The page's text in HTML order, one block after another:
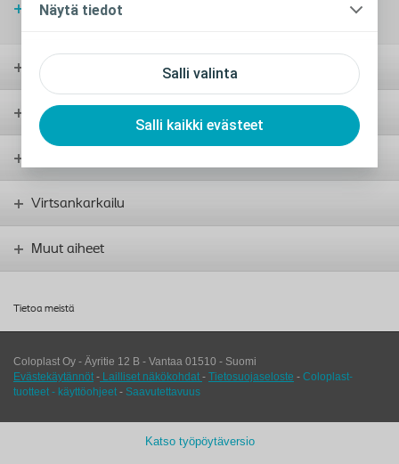
Salli valinta
Salli kaikki evästeet
Näytä tiedot
BodyFit Technology on Coloplastin innovaatio avanteen hoidossa
Avanne
Virtsarakko ja katetrointi
Virtsankarkailu
Muut aiheet
Tietoa meistä
Coloplast Oy - Äyritie 12 B - Vantaa 01510 - Suomi
Evästekäytännöt - Lailliset näkökohdat - Tietosuojaseloste - Coloplast-
tuotteet - käyttöohjeet - Saavutettavuus
Katso työpöytäversio